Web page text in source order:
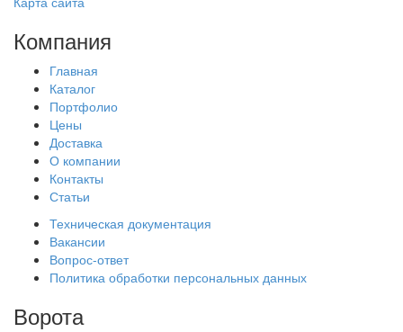
Компания
Главная
Каталог
Портфолио
Цены
Доставка
О компании
Контакты
Статьи
Техническая документация
Вакансии
Вопрос-ответ
Политика обработки персональных данных
Ворота